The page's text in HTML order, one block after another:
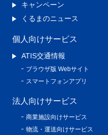
キャンペーン
くるまのニュース
個人向けサービス
ATIS交通情報
ブラウザ版 Webサイト
スマートフォンアプリ
法人向けサービス
商業施設向けサービス
物流・運送向けサービス